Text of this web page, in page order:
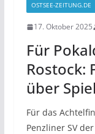
OSTSEE-ZEITUNG.DE
17. Oktober 2025
Für
Rostock:
über
Für das
Penzliner SV